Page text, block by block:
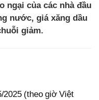
ngại của các nhà đầu
nước, giá xăng dầu
giảm.
2025 (theo giờ Việt